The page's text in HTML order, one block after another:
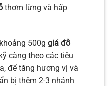
thơm lừng và hấp
500g giá đỗ
càng theo các tiêu
để tăng hương vị và
bị thêm 2-3 nhánh